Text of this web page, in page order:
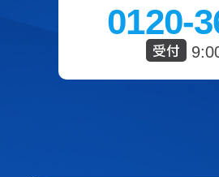
0120-
受付